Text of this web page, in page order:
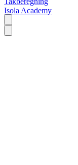
Isola Academy